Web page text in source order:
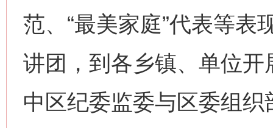
范、“最美家庭”代表等表
讲团，到各乡镇、单位
中区纪委监委与区委组